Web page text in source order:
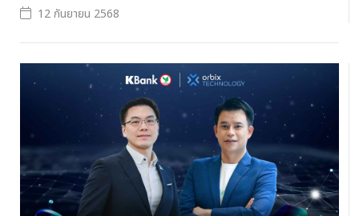
12 กันยายน 2568